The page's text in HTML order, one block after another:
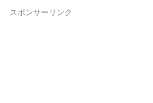
スポンサーリンク